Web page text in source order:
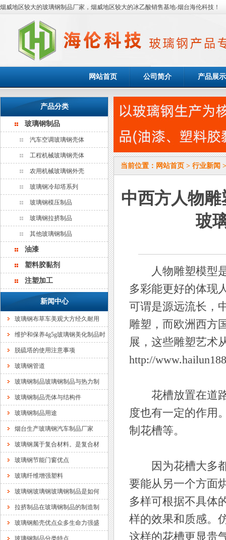
烟威地区较大的玻璃钢制品厂家，烟威地区较大的冰乙酸销售基地-烟台海伦科技！
网站首页 公司简介 产品展示
产品分类
玻璃钢制品
汽车空调玻璃钢壳体
工程机械玻璃钢壳体
农用机械玻璃钢外壳
玻璃钢冷却塔系列
玻璃钢模压制品
玻璃钢拉挤制品
其他玻璃钢制品
油漆
塑料胶黏剂
注塑加工
新闻中心
玻璃钢布草车美观大方经久耐用
维护和保养4g5g玻璃钢美化制品时
脱硫塔的使用注意事项
玻璃钢管道
玻璃钢制品玻璃钢制品与热力制
玻璃钢制品壳体与结构件
玻璃钢制品用途
烟台生产玻璃钢汽车制品厂家
玻璃钢属于复合材料。是复合材
玻璃钢节能门窗优点
玻璃纤维增强塑料
玻璃钢玻璃钢玻璃钢制品是如何
拉挤制品在玻璃钢制品的制造制
玻璃钢船壳优点众多生命力强盛
玻璃钢制品分类特点
当前位置： 网站首页 > 行业新闻 >
中西方人物
玻
人物雕塑模型是
多彩能更好的体现
可谓是源远流长，
雕塑，而欧洲西方
展，这些雕塑艺术
http://
花槽放置在道路
度也有一定的作用
制花槽等。
因为花槽大多都
要能从另一个方面
多样可根据不具体
样的效果和质感。
这样的花槽更显贵